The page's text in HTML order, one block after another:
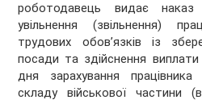
роботодавець видає
увільнення (звільнення)
трудових обов’язків із
посади та здійснення
дня зарахування
складу військової частини